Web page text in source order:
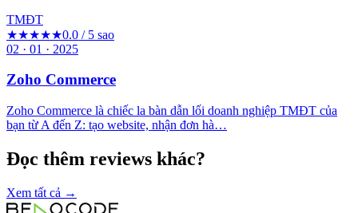
TMĐT
★★★★★0.0 / 5 sao
02 · 01 · 2025
Zoho Commerce
Zoho Commerce là chiếc la bàn dẫn lối doanh nghiệp TMĐT của
bạn từ A đến Z: tạo website, nhận đơn hà…
Đọc thêm reviews khác?
Xem tất cả →